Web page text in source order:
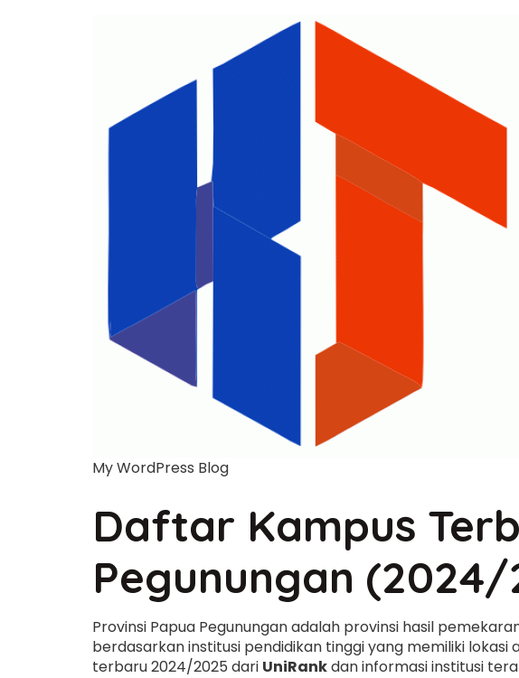
My WordPress Blog
Daftar Kampus
Pegunungan
Provinsi Papua Pegunungan adalah provinsi hasil
berdasarkan institusi pendidikan tinggi yang memiliki
terbaru 2024/2025 dari UniRankdan informasi institusi